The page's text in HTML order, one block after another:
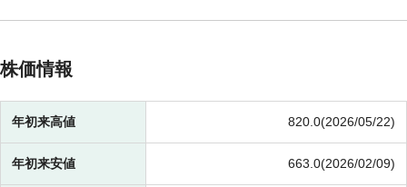
株価情報
年初来高値 820.0(2026/05/22)
年初来安値 663.0(2026/02/09)